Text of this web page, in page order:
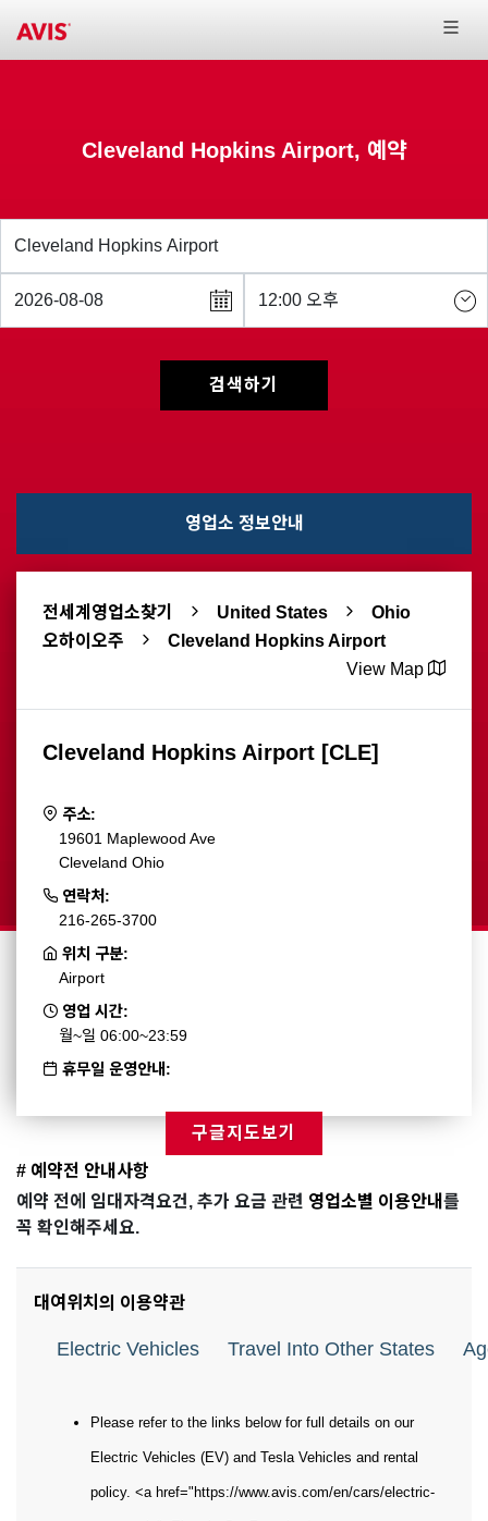
Cleveland Hopkins Airport, 예약
검색하기
영업소 정보안내
전세계영업소찾기 United States
Ohio
오하이오주
Cleveland Hopkins Airport
View Map
Cleveland Hopkins Airport [CLE]
주소:
19601 Maplewood Ave
Cleveland Ohio
연락처:
216-265-3700
위치 구분:
Airport
영업 시간:
월~일 06:00~23:59
휴무일 운영안내:
구글지도보기
# 예약전 안내사항
예약 전에 임대자격요건, 추가 요금 관련 영업소별 이용안내 를
꼭 확인해주세요.
대여위치의 이용약관
Electric Vehicles Travel Into Other States
Please refer to the links below for full details on our
Electric Vehicles (EV) and Tesla Vehicles and rental
policy. <a href="https://www.avis.com/en/cars/electric-